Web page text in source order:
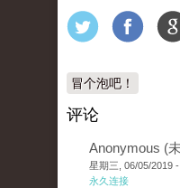
冒个泡吧！
评论
Anonymous (
星期三, 06/05/2019 -
永久连接